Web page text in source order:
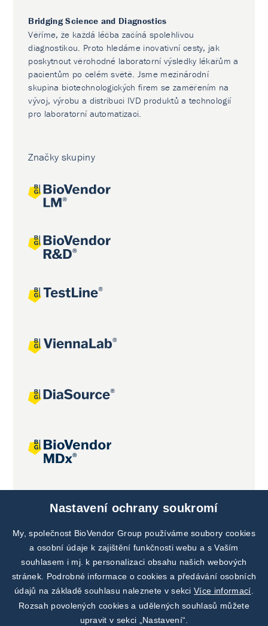
Bridging Science and Diagnostics
Věříme, že každá léčba začíná spolehlivou
diagnostikou. Proto hledáme inovativní cesty, jak
poskytnout věrohodné laboratorní výsledky lékařům a
pacientům po celém světě. Jsme mezinárodní
skupina biotechnologických firem se zaměřením na
vývoj, výrobu a distribuci IVD produktů a technologií
pro laboratorní automatizaci.
Značky skupiny
Nastavení ochrany soukromí
My, společnost BioVendor Group používáme soubory cookies
a osobní údaje k zajištění funkčnosti webu a s Vaším
souhlasem i mj. k personalizaci obsahu našich webových
stránek. Podrobné informace o cookies a předávání osobních
údajů na základě souhlasu naleznete v sekciVíce informací
Rozsah povolených cookies a udělených souhlasů můžete
upravit v sekci „Nastavení“.